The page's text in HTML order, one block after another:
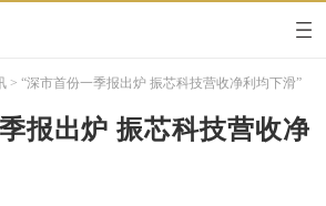
> “深市首份一季报出炉 振芯科技营收净利均下滑”
报出炉 振芯科技营收净